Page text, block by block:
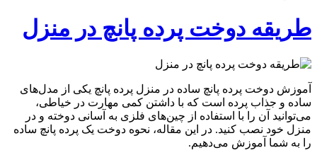
طریقه دوخت پرده پانچ در منزل
آموزش دوخت پرده پانچ ساده در منزل پرده پانچ یکی از مدل‌های
ساده و جذاب پرده است که با داشتن کمی مهارت در خیاطی،
می‌توانید آن را با استفاده از چین‌های فلزی به آسانی دوخته و در
منزل خود نصب کنید. در این مقاله، نحوه دوخت یک پرده پانچ ساده
را به شما آموزش می‌دهیم.